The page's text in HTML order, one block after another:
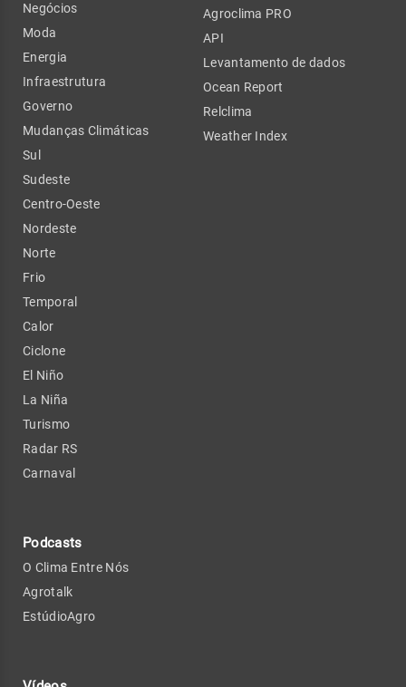
Negócios
Moda
Energia
Infraestrutura
Governo
Mudanças Climáticas
Sul
Sudeste
Centro-Oeste
Nordeste
Norte
Frio
Temporal
Calor
Ciclone
El Niño
La Niña
Turismo
Radar RS
Carnaval
Podcasts
O Clima Entre Nós
Agrotalk
EstúdioAgro
Agroclima PRO
API
Levantamento de dados
Ocean Report
Relclima
Weather Index